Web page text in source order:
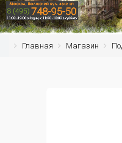
Главная Магазин